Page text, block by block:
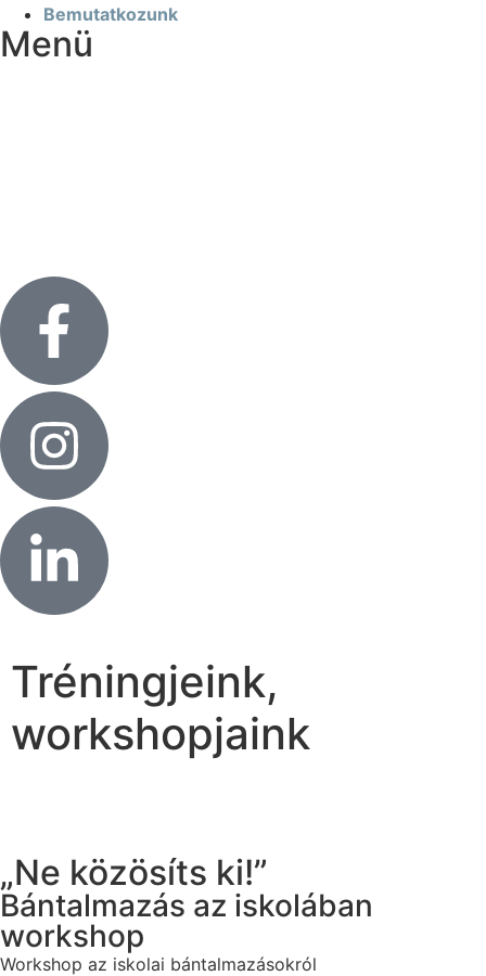
Bemutatkozunk
Menü
Tréningjeink,
workshopjaink
„Ne közösíts ki!”
Bántalmazás az iskolában
workshop
Workshop az iskolai bántalmazásokról